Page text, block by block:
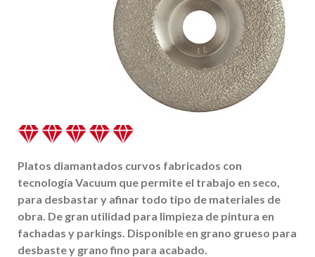
Platos diamantados curvos fabricados con
tecnología Vacuum que permite el trabajo en seco,
para desbastar y afinar todo tipo de materiales de
obra. De gran utilidad para limpieza de pintura en
fachadas y parkings. Disponible en grano grueso para
desbaste y grano fino para acabado.